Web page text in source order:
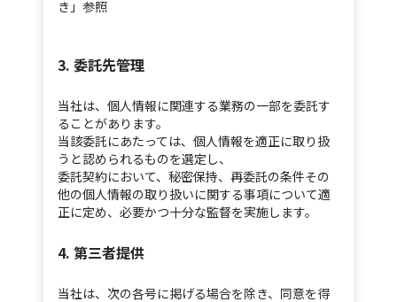
き」参照
3. 委託先管理
当社は、個人情報に関連する業務の一部を委託す
ることがあります。
当該委託にあたっては、個人情報を適正に取り扱
うと認められるものを選定し、
委託契約において、秘密保持、再委託の条件その
他の個人情報の取り扱いに関する事項について適
正に定め、必要かつ十分な監督を実施します。
4. 第三者提供
当社は、次の各号に掲げる場合を除き、同意を得